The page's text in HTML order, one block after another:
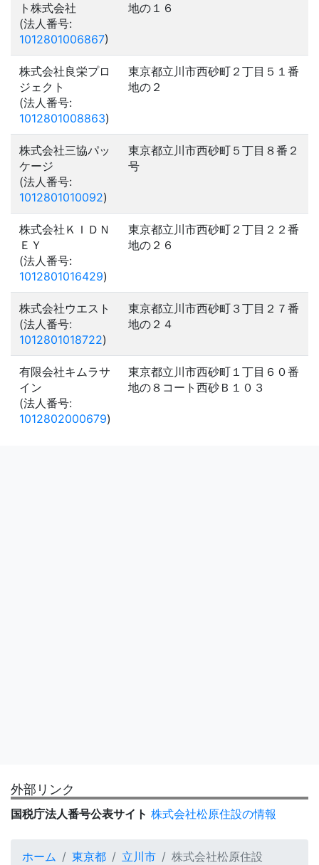
ト株式会社
(法人番号:
1012801006867)
地の１６
株式会社良栄プロ
ジェクト
(法人番号:
1012801008863)
東京都立川市西砂町２丁目５１番
地の２
株式会社三協パッ
ケージ
(法人番号:
1012801010092)
東京都立川市西砂町５丁目８番２
号
株式会社ＫＩＤＮ
ＥＹ
(法人番号:
1012801016429)
東京都立川市西砂町２丁目２２番
地の２６
株式会社ウエスト
(法人番号:
1012801018722)
東京都立川市西砂町３丁目２７番
地の２４
有限会社キムラサ
イン
(法人番号:
1012802000679)
東京都立川市西砂町１丁目６０番
地の８コート西砂Ｂ１０３
外部リンク
国税庁法人番号公表サイト 株式会社松原住設の情報
ホーム 東京都 立川市 株式会社松原住設